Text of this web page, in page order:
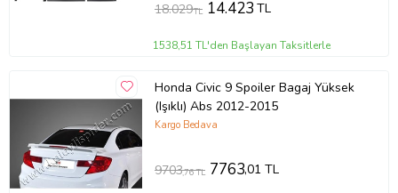
18.029TL 14.423TL
1538,51 TL'den Başlayan Taksitlerle
Honda Civic 9 Spoiler Bagaj Yüksek
(Işıklı) Abs 2012-2015
Kargo Bedava
9703,76 TL 7763,01 TL